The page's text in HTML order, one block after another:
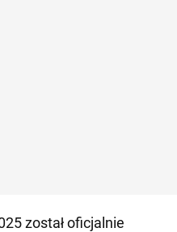
został oficjalnie